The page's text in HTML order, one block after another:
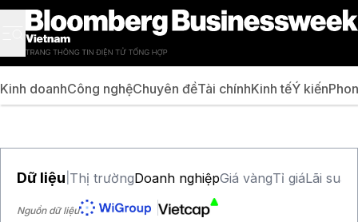
Kinh doanhCông nghệChuyên đềTài chínhKinh tếÝ kiến
Dữ liệu Thị trườngDoanh nghiệpGiá vàngTỉ giáLãi suất
Nguồn dữ liệu